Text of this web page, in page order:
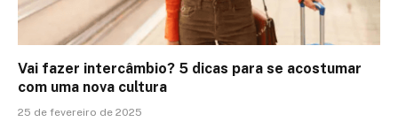
Vai fazer intercâmbio? 5 dicas para se acostumar
com uma nova cultura
25 de fevereiro de 2025